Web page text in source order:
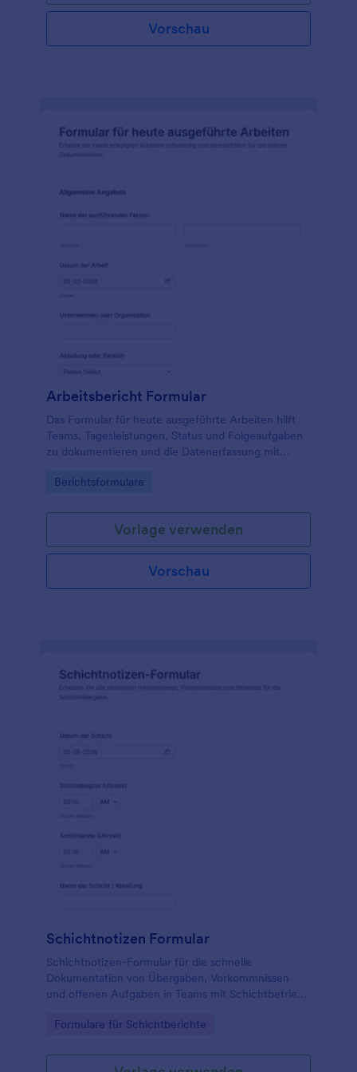
Sicherheitsunternehmens hinzu, passen Sie die
Felder an, und sammeln Sie Informationen über Ihre
täglichen Aktivitäten. Wenn Sie ein Unternehmen
kostenlose Mobile App, um die täglichen
Schichtdaten auch unterwegs zu erfassen!
benötigten Informationen automatisch zu erfassen.
Wenn Sie ein Wachmann, ein Privatdetektiv oder ein
Sicherheitsmitarbeiter herunter - und bleiben Sie
Vorschau
Arbeitsbericht Formular
Das Formular für heute ausgeführte Arbeiten hilft
Teams, Tagesleistungen, Status und Folgeaufgaben
zu dokumentieren und die Datenerfassung mit
vereinfachen.
Go to Category:
Berichtsformulare
Vorlage verwenden
Vorschau
Schichtnotizen Formular
Schichtnotizen-Formular für die schnelle
Dokumentation von Übergaben, Vorkommnissen
und offenen Aufgaben in Teams mit Schichtbetrieb,
und Sicherheitsdienste.
Go to Category:
Formulare für Schichtberichte